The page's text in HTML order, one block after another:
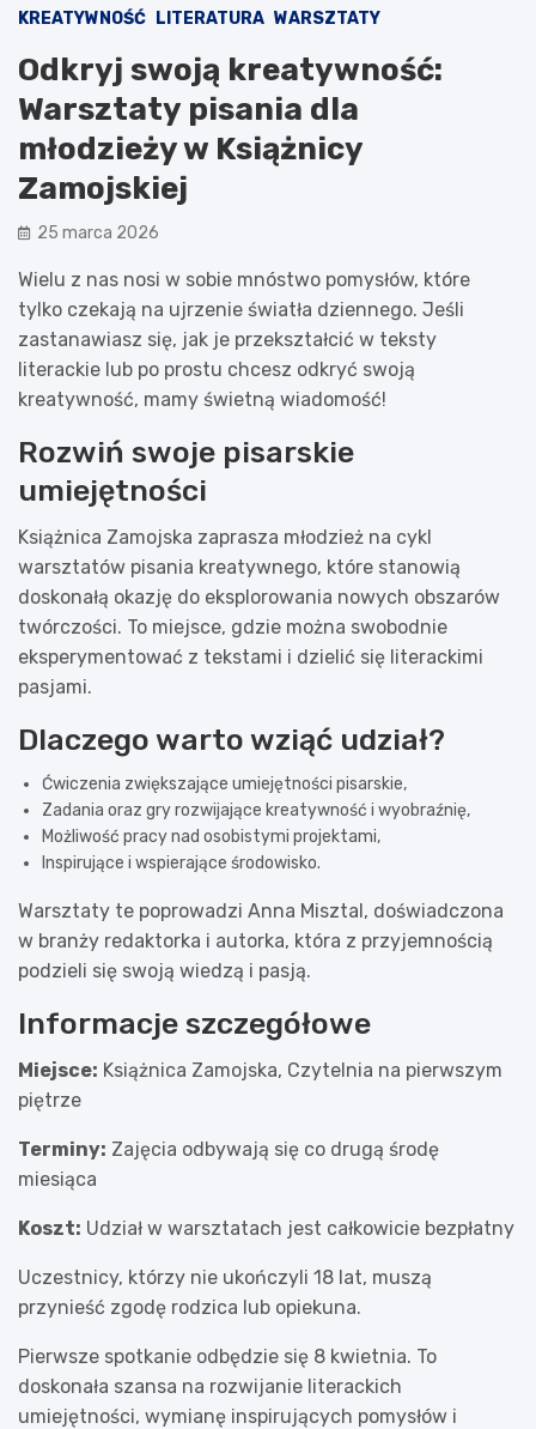
KREATYWNOŚĆ LITERATURA WARSZTATY
Odkryj swoją kreatywność:
Warsztaty pisania dla
młodzieży w Książnicy
Zamojskiej
25 marca 2026
Wielu z nas nosi w sobie mnóstwo pomysłów, które
tylko czekają na ujrzenie światła dziennego. Jeśli
zastanawiasz się, jak je przekształcić w teksty
literackie lub po prostu chcesz odkryć swoją
kreatywność, mamy świetną wiadomość!
Rozwiń swoje pisarskie
umiejętności
Książnica Zamojska zaprasza młodzież na cykl
warsztatów pisania kreatywnego, które stanowią
doskonałą okazję do eksplorowania nowych obszarów
twórczości. To miejsce, gdzie można swobodnie
eksperymentować z tekstami i dzielić się literackimi
pasjami.
Dlaczego warto wziąć udział?
Ćwiczenia zwiększające umiejętności pisarskie,
Zadania oraz gry rozwijające kreatywność i wyobraźnię,
Możliwość pracy nad osobistymi projektami,
Inspirujące i wspierające środowisko.
Warsztaty te poprowadzi Anna Misztal, doświadczona
w branży redaktorka i autorka, która z przyjemnością
podzieli się swoją wiedzą i pasją.
Informacje szczegółowe
Miejsce: Książnica Zamojska, Czytelnia na pierwszym
piętrze
Terminy: Zajęcia odbywają się co drugą środę
miesiąca
Koszt: Udział w warsztatach jest całkowicie bezpłatny
Uczestnicy, którzy nie ukończyli 18 lat, muszą
przynieść zgodę rodzica lub opiekuna.
Pierwsze spotkanie odbędzie się 8 kwietnia. To
doskonała szansa na rozwijanie literackich
umiejętności, wymianę inspirujących pomysłów i